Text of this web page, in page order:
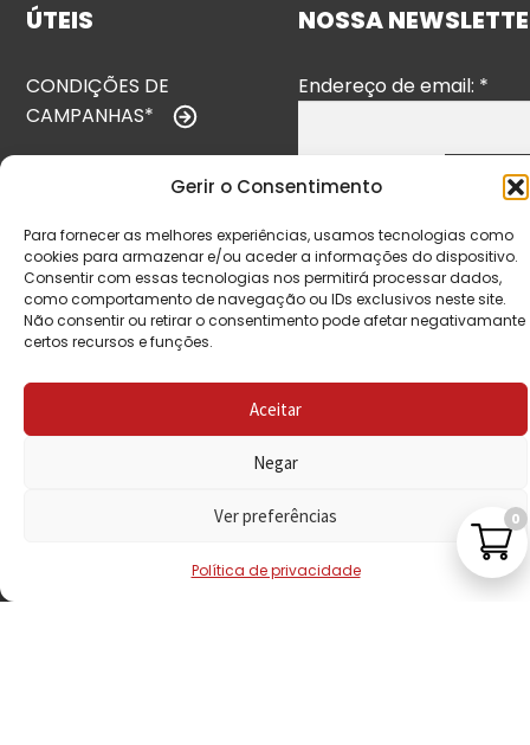
Gerir o Consentimento
Para fornecer as melhores experiências, usamos tecnologias como
cookies para armazenar e/ou aceder a informações do dispositivo.
Consentir com essas tecnologias nos permitirá processar dados,
como comportamento de navegação ou IDs exclusivos neste site.
Não consentir ou retirar o consentimento pode afetar negativamante
certos recursos e funções.
Aceitar
Negar
Ver preferências
Política de privacidade
ÚTEIS
CONDIÇÕES DE
CAMPANHAS*
POLÍTICA DE
PRIVACIDADE
POLÍTICA DE
REEMBOLSO
RECLAMAÇÕES
NOSSA
Endereço de email: *
0